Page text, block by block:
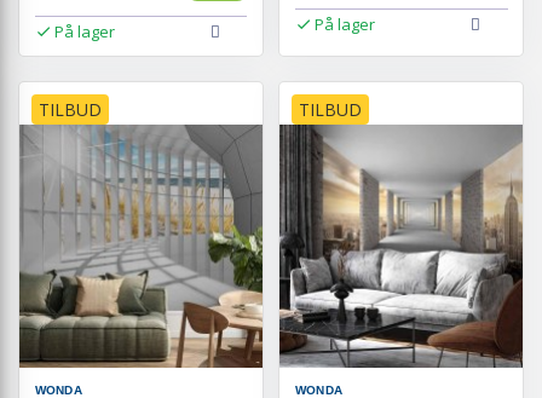
På lager På lager
TILBUD
WONDA
TILBUD
WONDA